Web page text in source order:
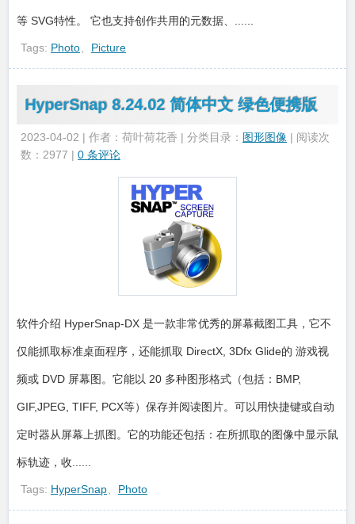
等 SVG特性。 它也支持创作共用的元数据、......
Tags: Photo Picture
HyperSnap 8.24.02 简体中文 绿色便携版
2023-04-02 | 作者：荷叶荷花香 | 分类目录： 图形图像 | 阅读次
数：2977 | 0 条评论
软件介绍 HyperSnap-DX 是一款非常优秀的屏幕截图工具，它不
仅能抓取标准桌面程序，还能抓取 DirectX, 3Dfx Glide的 游戏视
频或 DVD 屏幕图。它能以 20 多种图形格式（包括：BMP,
GIF,JPEG, TIFF, PCX等）保存并阅读图片。可以用快捷键或自动
定时器从屏幕上抓图。它的功能还包括：在所抓取的图像中显示鼠
标轨迹，收......
Tags: HyperSnap Photo